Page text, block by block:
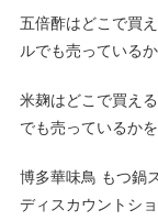
五倍酢はどこで買
ルでも売っている
米麹はどこで買え
でも売っているか
博多華味鳥 もつ鍋
ディスカウントシ